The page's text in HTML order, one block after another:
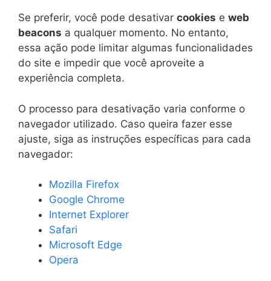
Se preferir, você pode desativar cookies e web
beacons a qualquer momento. No entanto,
essa ação pode limitar algumas funcionalidades
do site e impedir que você aproveite a
experiência completa.
O processo para desativação varia conforme o
navegador utilizado. Caso queira fazer esse
ajuste, siga as instruções específicas para cada
navegador:
Mozilla Firefox
Google Chrome
Internet Explorer
Safari
Microsoft Edge
Opera